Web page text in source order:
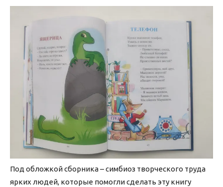
Под обложкой сборника – симбиоз творческого труда
ярких людей, которые помогли сделать эту книгу